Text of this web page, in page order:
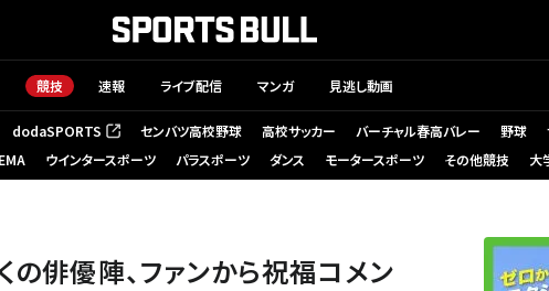
競技 速報 ライブ配信 マンガ 見逃し動画
dodaSPORTS
（新しいタブで開く） センバツ高校野球 高校サッカー バーチャル春高バレー 野球
ウインタースポーツ パラスポーツ ダンス モータースポーツ その他競技 大
俳優陣、ファンから祝福コメン